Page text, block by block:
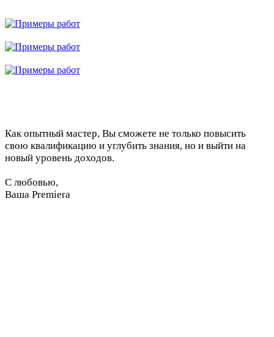
Как опытный мастер, Вы сможете не только повысить
свою квалификацию и углубить знания, но и выйти на
новый уровень доходов.
С любовью,
Ваша Premiera